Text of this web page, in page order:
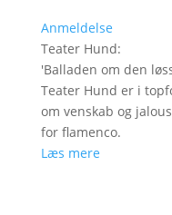
Anmeldelse
Teater Hund:
'Balladen om den
Teater Hund er i
om venskab og
for flamenco.
Læs mere